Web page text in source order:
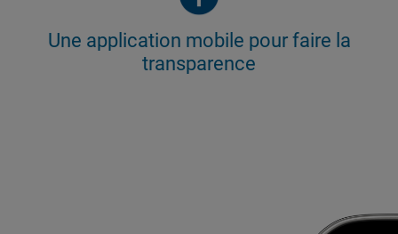
Une application mobile pour faire la
transparence